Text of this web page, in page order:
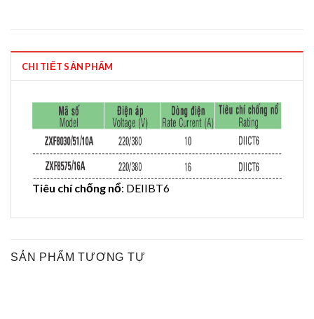
CHI TIẾT SẢN PHẨM
Tiêu chí chống nổ: DEIIBT6
SẢN PHẨM TƯƠNG TỰ